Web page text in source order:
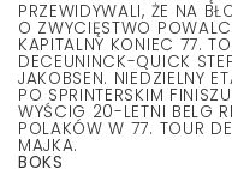
PRZEWIDYWALI, ŻE NA
O ZWYCIĘSTWO
KAPITALNY KONIEC 77.
DECEUNINCK-QUICK
JAKOBSEN. NIEDZIELNY
PO SPRINTERSKIM
WYŚCIG 20-LETNI BELG
POLAKÓW W 77. TOUR
MAJKA.
BOKS